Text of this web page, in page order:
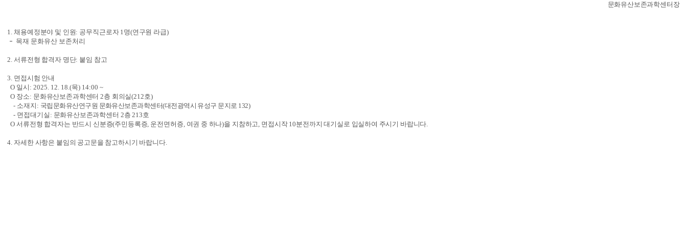
문화유산보존과학센터장
1. 채용예정분야 및 인원: 공무직근로자 1명(연구원 라급)
-
  목재 문화유산 보존처리
2. 서류전형 합격자 명단: 붙임 참고
3. 면접시험 안내
  O
일시 : 2025. 12. 18.(목) 14:00 ~
  O
장소: 문화유산보존과학센터 2층 회의실(212호)
    -
소재지 : 국립문화유산연구원 문화유산보존과학센터(대전광역시 유성구 문지로 132)
    -
면접대기실 : 문화유산보존과학센터 2층 213호
  O
서류전형 합격자는 반드시 신분증(주민등록증, 운전면허증, 여권 중 하나)을 지참하고, 면접시작 10분전까지 대기실로 입실하여 주시기 바랍니다.
4. 자세한 사항은 붙임의 공고문을 참고하시기 바랍니다.